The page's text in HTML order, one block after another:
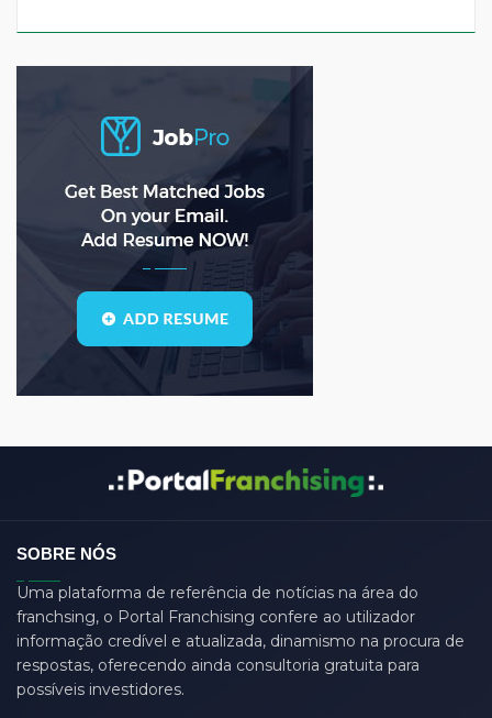
asda(0)
asdad(0)
asdasdas(0)
asdasdasd(0)
bauleiter(0)
bhubaneswar
Blogs
call center
chartered(0)
CSS(0)
dasdas
ddjgud (0)
design (6)
designer(0)
SOBRE NÓS
Uma plataforma de referência de notícias na área do
franchsing, o Portal Franchising confere ao utilizador
informação credível e atualizada, dinamismo na procura de
respostas, oferecendo ainda consultoria gratuita para
possíveis investidores.